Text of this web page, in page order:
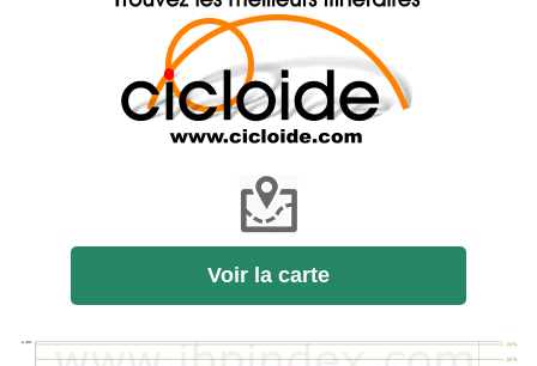
Voir la carte